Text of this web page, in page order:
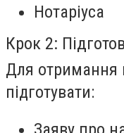
Нотаріуса
Крок 2:
Для отримання
підготувати: